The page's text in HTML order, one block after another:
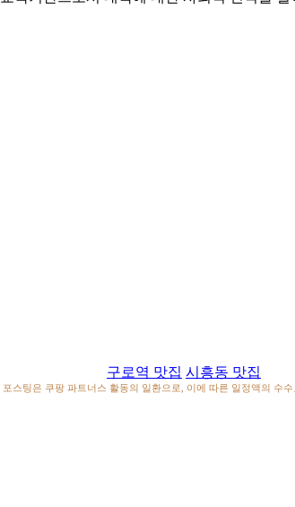
구로역 맛집 시흥동 맛집
포스팅은 쿠팡 파트너스 활동의 일환으로, 이에 따른 일정액의 수수